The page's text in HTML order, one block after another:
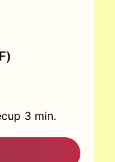
3 min.